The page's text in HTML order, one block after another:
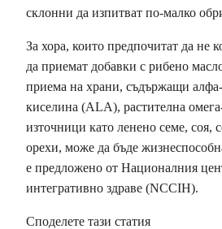
склонни да изпитват по-малко
За хора, които предпочитат да не
да приемат добавки с рибено
приема на храни, съдържащи
киселина (ALA), растителна
източници като ленено семе, соя,
орехи, може да бъде
е предложено от Националния
интегративно здраве (NCCIH).
Споделете тази статия